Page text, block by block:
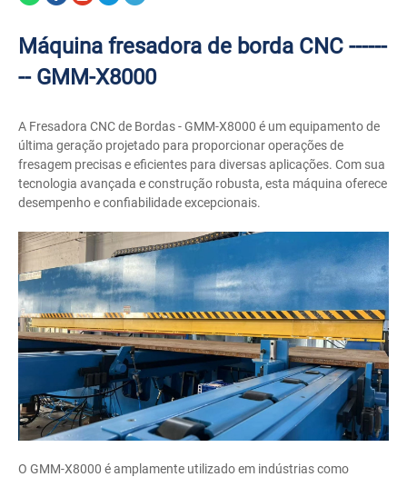
Máquina fresadora de borda CNC ------
-- GMM-X8000
A Fresadora CNC de Bordas - GMM-X8000 é um equipamento de
última geração projetado para proporcionar operações de
fresagem precisas e eficientes para diversas aplicações. Com sua
tecnologia avançada e construção robusta, esta máquina oferece
desempenho e confiabilidade excepcionais.
O GMM-X8000 é amplamente utilizado em indústrias como